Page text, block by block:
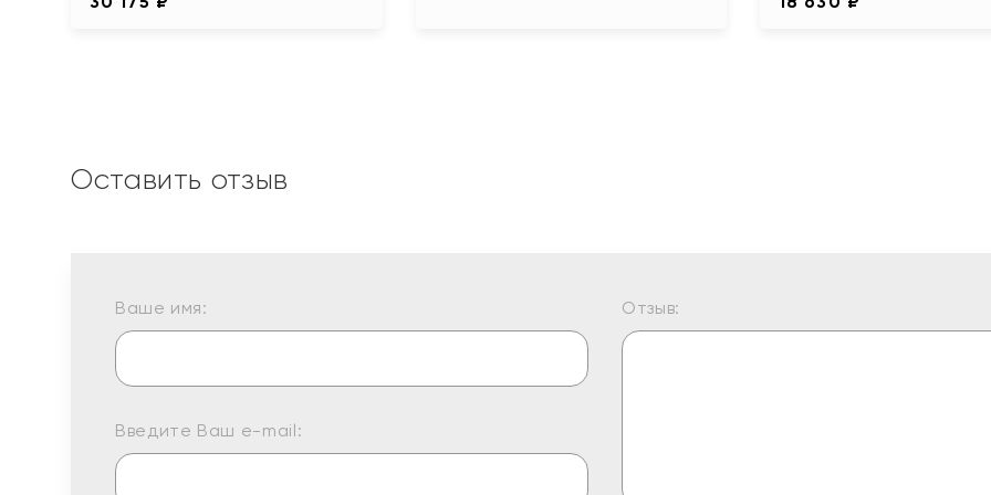
Оставить отзыв
Ваше имя:
Введите Ваш e-mail:
Отзыв: